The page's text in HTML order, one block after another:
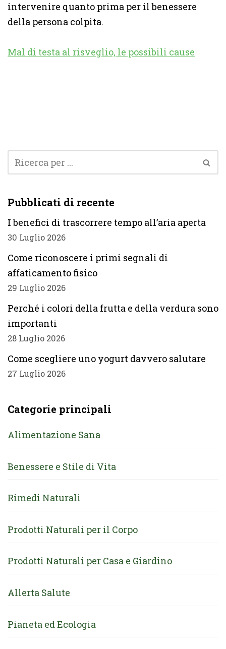
intervenire quanto prima per il benessere
della persona colpita.
Mal di testa al risveglio, le possibili cause
Pubblicati di recente
I benefici di trascorrere tempo all’aria aperta
30 Luglio 2026
Come riconoscere i primi segnali di
affaticamento fisico
29 Luglio 2026
Perché i colori della frutta e della verdura sono
importanti
28 Luglio 2026
Come scegliere uno yogurt davvero salutare
27 Luglio 2026
Categorie principali
Alimentazione Sana
Benessere e Stile di Vita
Rimedi Naturali
Prodotti Naturali per il Corpo
Prodotti Naturali per Casa e Giardino
Allerta Salute
Pianeta ed Ecologia